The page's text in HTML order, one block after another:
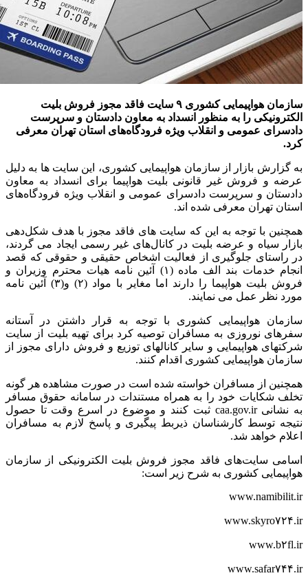
سازمان هواپیمایی کشوری ۹ سایت فاقد مجوز فروش بلیت
الکترونیکی را به منظور انسداد به معاون دادستان و سرپرست
دادسرای عمومی و انقلاب ویژه فرودگاه‌های استان تهران معرفی
کرد.
به گزارش بازار از سازمان هواپیمایی کشوری، این سایت ها به دلیل
عرضه و فروش غیر قانونی بلیت هواپیما برای انسداد به معاون
دادستان و سرپرست دادسرای عمومی و انقلاب ویژه فرودگاه‌های
استان تهران معرفی شده اند.
همچنین با توجه به این که سایت های فاقد مجوز با هدف شکل‌دهی
بازار سیاه و عرضه بلیت در کانال‌های غیر رسمی ایجاد می گردند،
در راستای جلوگیری از فعالیت اشخاص حقیقی و حقوقی که قصد
انجام خدمات بند الف ماده (۱) آئین نامه هیات محترم وزیران و
فروش بلیت هواپیما را دارند اما مغایر با مواد (۲) و(۳) آئین نامه
مورد نظر عمل می نمایند.
سازمان هواپیمایی کشوری با توجه به قرار داشتن در آستانه
سفرهای نوروزی به مسافران توصیه کرد برای تهیه بلیت از سایت
شرکتهای هواپیمایی و سایر کانالهای توزیع و فروش دارای مجوز از
سازمان هواپیمایی کشوری اقدام کنند.
همچنین از مسافران خواسته شده است در صورت مشاهده هر گونه
تخلف شکایات خود را به همراه مستندات در سامانه حقوق مسافر
به نشانی caa.gov.ir ثبت کنند و موضوع در اسرع وقت تا حصول
نتیجه توسط کارشناسان ذیربط پیگیری و پاسخ لازم به مسافران
اعلام خواهد شد.
اسامی سایت‌های فاقد مجوز فروش بلیت الکترونیکی از سازمان
هواپیمایی کشوری به شرح زیر است:
www.namibilit.ir
www.skyro۷۲۴.ir
www.b۲fl.ir
www.safar۷۴۴.ir